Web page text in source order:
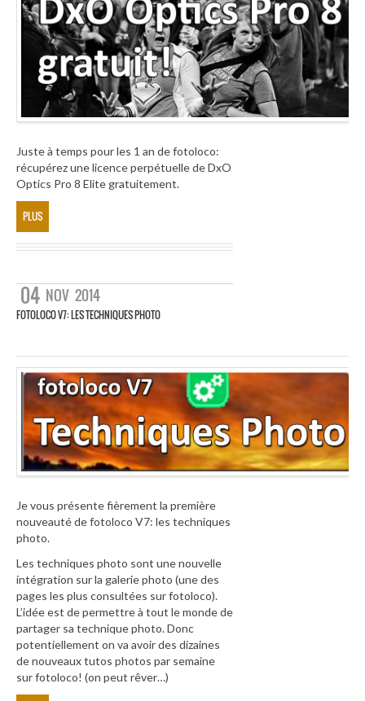
Juste à temps pour les 1 an de fotoloco:
récupérez une licence perpétuelle de DxO
Optics Pro 8 Elite gratuitement.
PLUS
04 NOV 2014
FOTOLOCO V7: LES TECHNIQUES PHOTO
Je vous présente fièrement la première
nouveauté de fotoloco V7: les techniques
photo.
Les techniques photo sont une nouvelle
intégration sur la galerie photo (une des
pages les plus consultées sur fotoloco).
L’idée est de permettre à tout le monde de
partager sa technique photo. Donc
potentiellement on va avoir des dizaines
de nouveaux tutos photos par semaine
sur fotoloco! (on peut rêver…)